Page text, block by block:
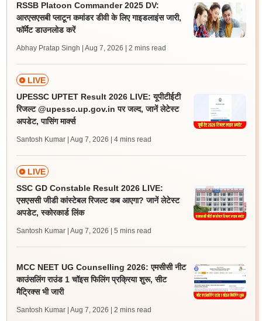
RSSB Platoon Commander 2025 DV:
आरएसएसबी प्लाटून कमांडर डीवी के लिए गाइडलाइंस जारी,
फॉर्मेट डाउनलोड करें
Abhay Pratap Singh | Aug 7, 2026 | 2 mins read
LIVE
UPESSC UPTET Result 2026 LIVE: यूपीटीईटी
रिजल्ट @upessc.up.gov.in पर जल्द, जानें लेटेस्ट
अपडेट, पासिंग मार्क्स
Santosh Kumar | Aug 7, 2026 | 4 mins read
LIVE
SSC GD Constable Result 2026 LIVE:
एसएससी जीडी कांस्टेबल रिजल्ट कब आएगा? जानें लेटेस्ट
अपडेट, स्कोरकार्ड लिंक
Santosh Kumar | Aug 7, 2026 | 5 mins read
MCC NEET UG Counselling 2026: एमसीसी नीट
काउंसलिंग राउंड 1 चॉइस फिलिंग प्रक्रिया शुरू, सीट
मैट्रिक्स भी जारी
Santosh Kumar | Aug 7, 2026 | 2 mins read